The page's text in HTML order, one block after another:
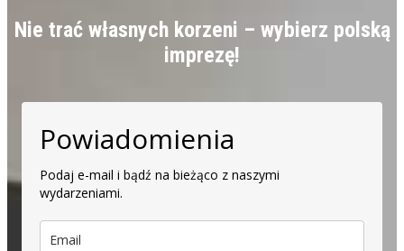
Nie trać własnych korzeni – wybierz polską
imprezę!
Powiadomienia
Podaj e-mail i bądź na bieżąco z naszymi
wydarzeniami.